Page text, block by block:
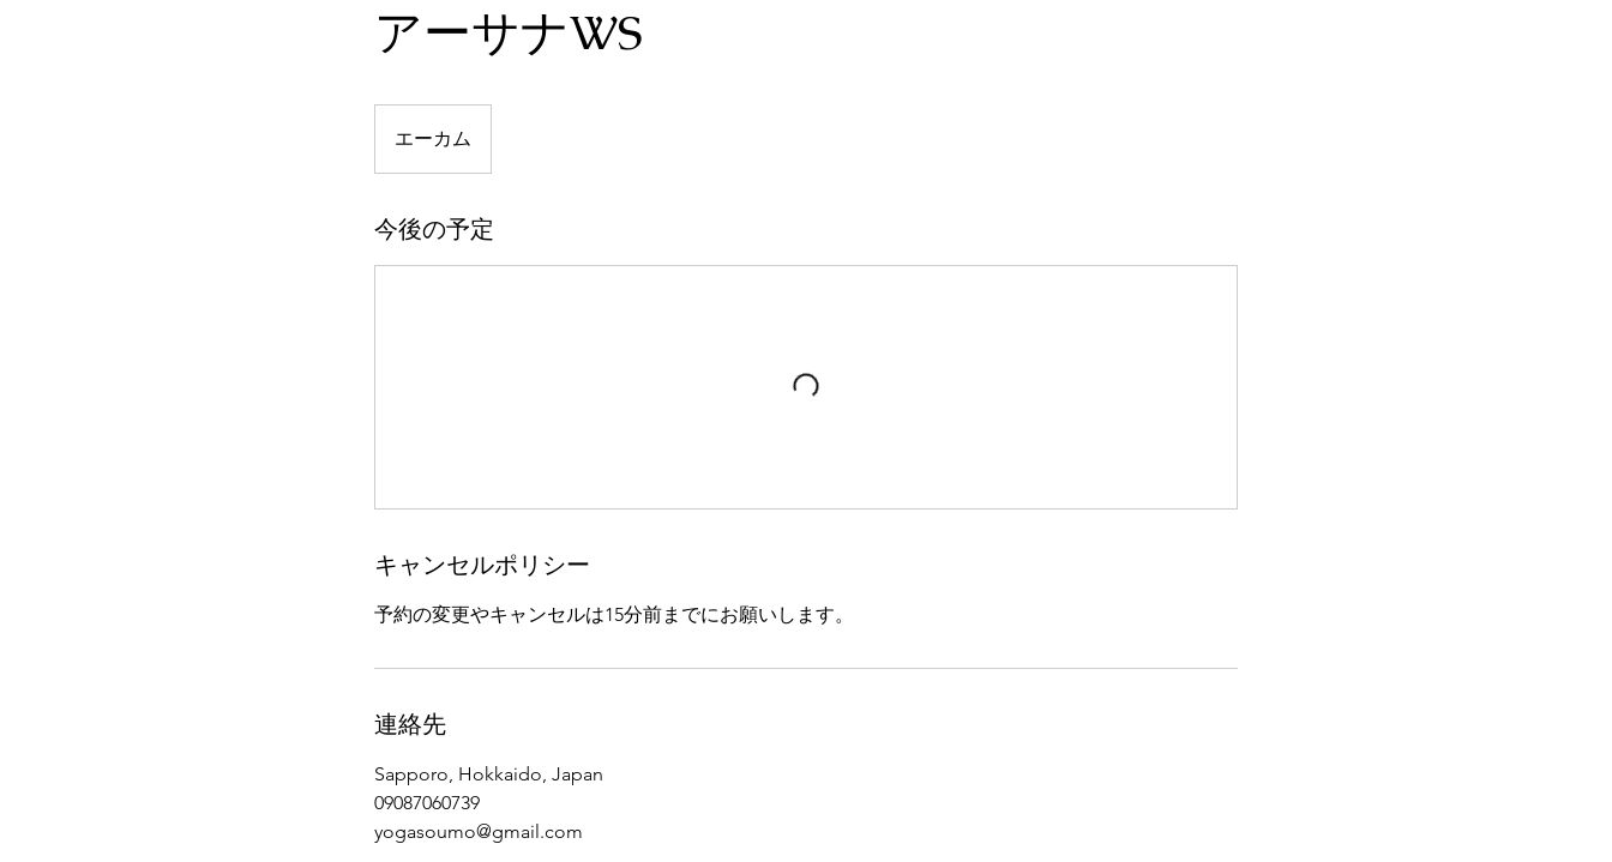
アーサナWS
エーカム
今後の予定
キャンセルポリシー
予約の変更やキャンセルは15分前までにお願いします。
連絡先
Sapporo, Hokkaido, Japan
09087060739
yogasoumo@gmail.com